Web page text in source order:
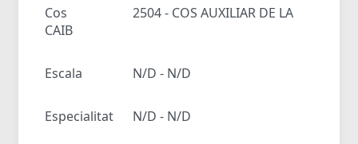
Cos
2504 - COS AUXILIAR DE LA
CAIB
Escala N/D - N/D
Especialitat N/D - N/D